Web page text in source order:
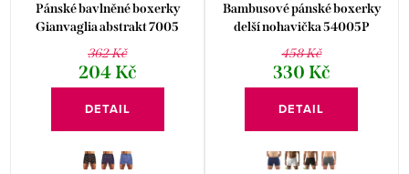
Pánské bavlněné boxerky
Gianvaglia abstrakt 7005
362 Kč
204 Kč
DETAIL
Bambusové pánské boxerky
delší nohavička 54005P
458 Kč
330 Kč
DETAIL